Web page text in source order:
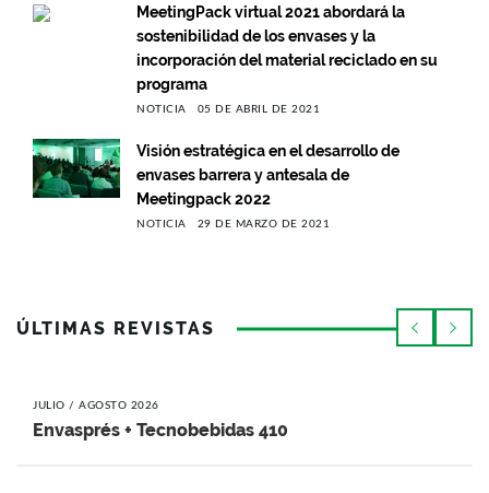
MeetingPack virtual 2021 abordará la
sostenibilidad de los envases y la
incorporación del material reciclado en su
programa
NOTICIA 05 DE ABRIL DE 2021
Visión estratégica en el desarrollo de
envases barrera y antesala de
Meetingpack 2022
NOTICIA 29 DE MARZO DE 2021
ÚLTIMAS REVISTAS
JULIO / AGOSTO 2026
Envasprés + Tecnobebidas 410